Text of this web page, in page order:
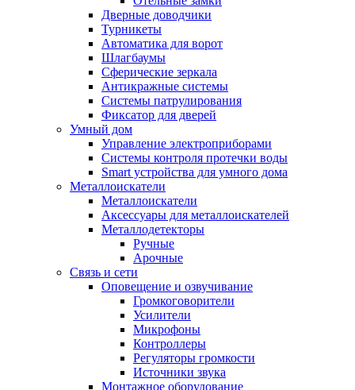
Дверные доводчики
Турникеты
Автоматика для ворот
Шлагбаумы
Сферические зеркала
Антикражные системы
Системы патрулирования
Фиксатор для дверей
Умный дом
Управление электроприборами
Системы контроля протечки воды
Smart устройства для умного дома
Металлоискатели
Металлоискатели
Аксессуары для металлоискателей
Металлодетекторы
Ручные
Арочные
Связь и сети
Оповещение и озвучивание
Громкоговорители
Усилители
Микрофоны
Контроллеры
Регуляторы громкости
Источники звука
Монтажное оборудование